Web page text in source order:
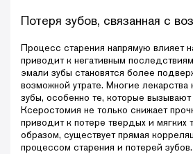
Потеря зубов, связанная с
Процесс старения напрямую влияет
приводит к негативным
эмали зубы становятся более
возможной утрате. Многие
зубы, особенно те, которые
Ксеростомия не только снижает
приводит к потере твердых и мягких
образом, существует прямая
процессом старения и потерей зубов.